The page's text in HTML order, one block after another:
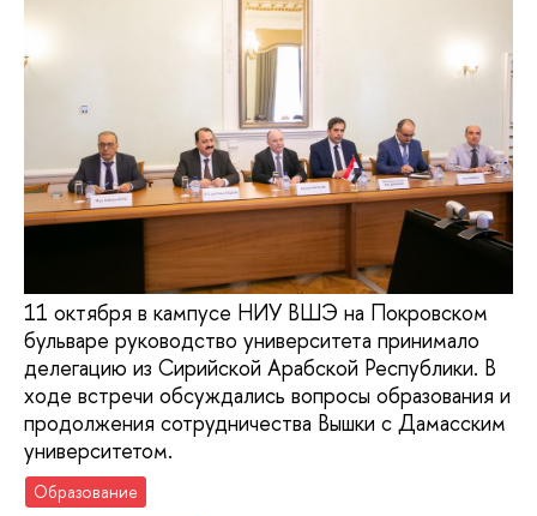
11 октября в кампусе НИУ ВШЭ на Покровском
бульваре руководство университета принимало
делегацию из Сирийской Арабской Республики. В
ходе встречи обсуждались вопросы образования и
продолжения сотрудничества Вышки с Дамасским
университетом.
Образование